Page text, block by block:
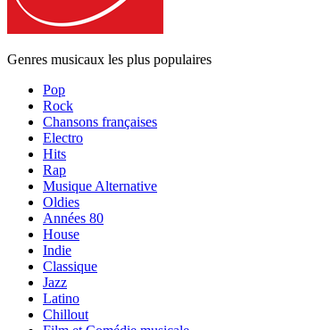
Genres musicaux les plus populaires
Pop
Rock
Chansons françaises
Electro
Hits
Rap
Musique Alternative
Oldies
Années 80
House
Indie
Classique
Jazz
Latino
Chillout